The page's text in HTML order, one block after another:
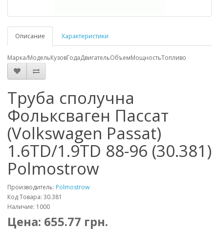
Описание Характеристики
Марка/МодельКузовГодаДвигательОбъемМощностьТопливо
Труба сполучна
Фольксваген Пассат
(Volkswagen Passat)
1.6TD/1.9TD 88-96 (30.381)
Polmostrow
Производитель: Polmostrow
Код Товара: 30.381
Наличие: 1000
Цена: 655.77 грн.